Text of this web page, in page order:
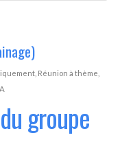
, Réunion à thème
groupe